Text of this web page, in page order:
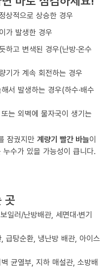
상적으로 상승한 경우
가 발생한 경우
하고 변색된 경우(난방·온수
기가 계속 회전하는 경우
서 발생하는 경우(하수·배수
는 외벽에 물자국이 생기는
잠궜지만 계량기 빨간 바늘이
수가 있을 가능성이 큽니다.
곳
일러/난방배관, 세면대·변기
급탕순환, 냉난방 배관, 아이스
균열부, 지하 매설관, 소방배